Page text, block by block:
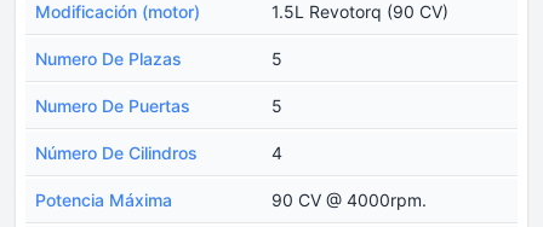
Modificación (motor) 1.5L Revotorq (90 CV)
Numero De Plazas 5
Numero De Puertas 5
Número De Cilindros 4
Potencia Máxima 90 CV @ 4000rpm.